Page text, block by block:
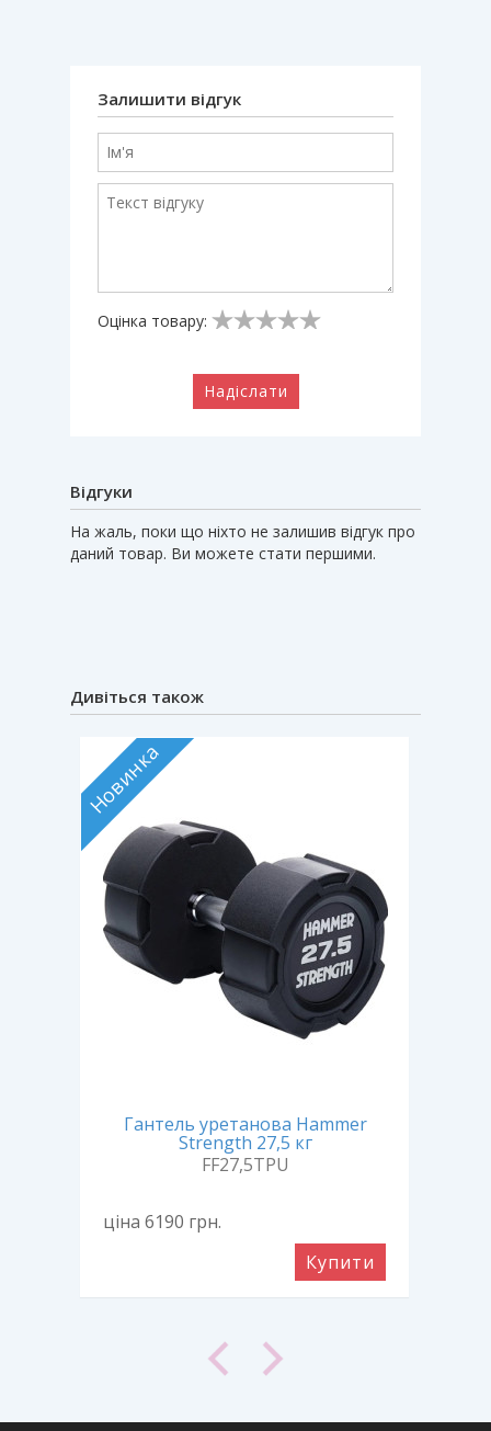
Залишити відгук
Оцінка товару:
Надіслати
Відгуки
На жаль, поки що ніхто не залишив відгук про
даний товар. Ви можете стати першими.
Дивіться також
Новинка
Гантель уретанова Hammer
Strength 27,5 кг
FF27,5TPU
ціна 6190 грн.
Купити